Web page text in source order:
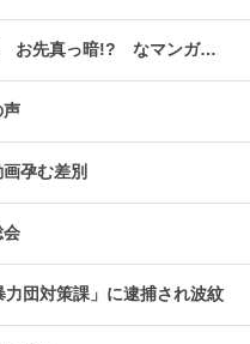
１０年連続でマイナス成長!! お先真っ暗!? なマンガ産業研究
声
孕む差別
会
団対策課」に逮捕され波紋